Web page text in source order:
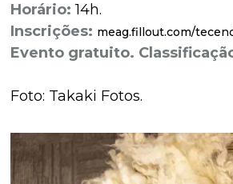
Horário: 14h.
Inscrições: meag.fillout.com/
Evento gratuito.
Foto: Takaki Fotos.